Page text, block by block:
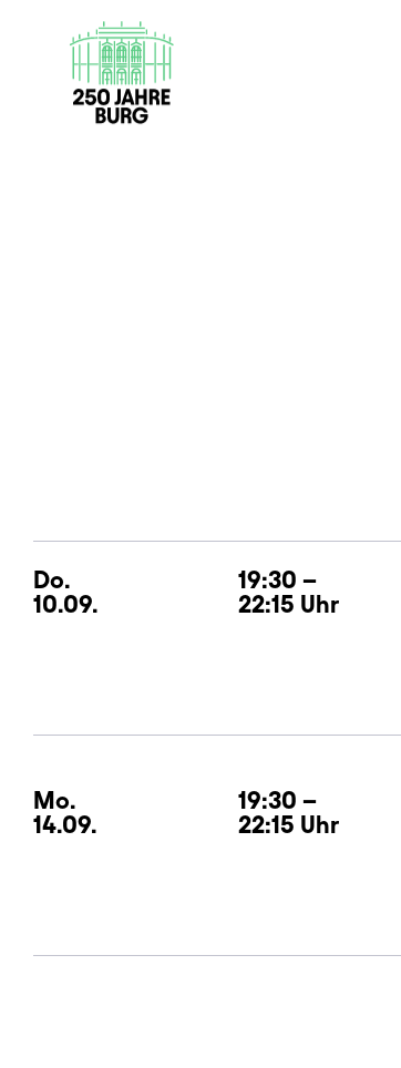
Direkt zum Inhalt
Do.
10.09.
19:30 –
22:15 Uhr
Mo.
14.09.
19:30 –
22:15 Uhr